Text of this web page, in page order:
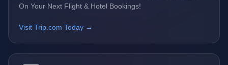
On Your Next Flight & Hotel Bookings!
Visit Trip.com Today →